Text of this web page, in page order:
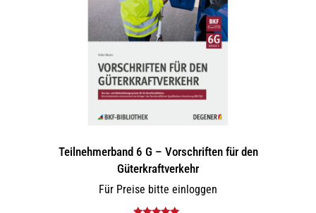
Teilnehmerband 6 G – Vorschriften für den
Güterkraftverkehr
Für Preise bitte einloggen